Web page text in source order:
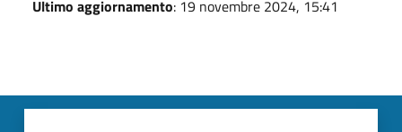
Ultimo aggiornamento: 19 novembre 2024, 15:41